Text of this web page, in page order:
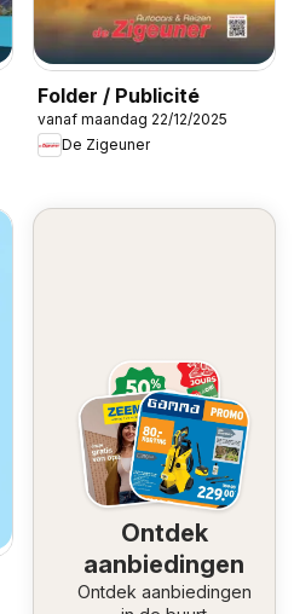
Folder / Publicité
vanaf maandag 22/12/2025
De Zigeuner
Ontdek
aanbiedingen
Ontdek aanbiedingen